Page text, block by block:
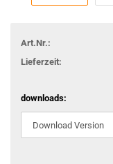
Art.Nr.:
Lieferzeit:
downloads: